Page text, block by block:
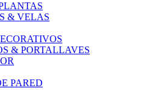
& VELAS
& PORTALLAVES
PARED